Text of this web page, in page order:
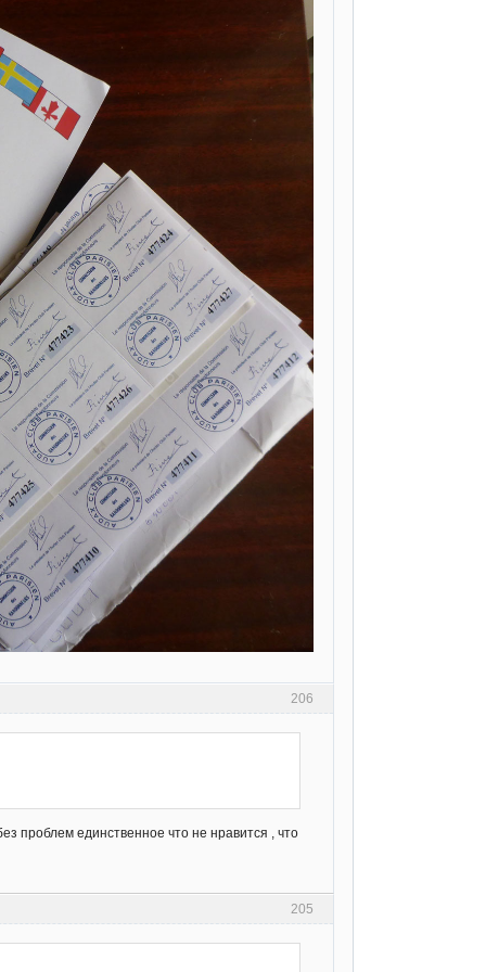
206
проблем единственное что не нравится , что
205